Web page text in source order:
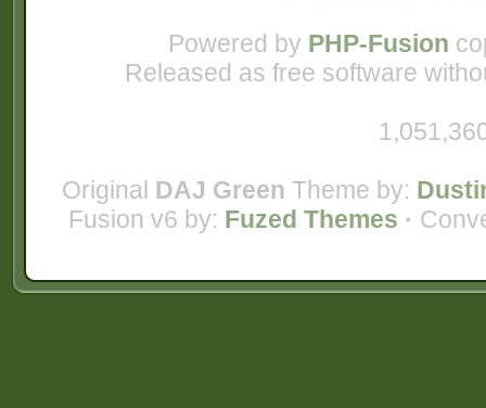
Powered by PHP-Fusion
Released as free software
Original DAJ Green Theme by:
Fusion v6 by: Fuzed Themes ·